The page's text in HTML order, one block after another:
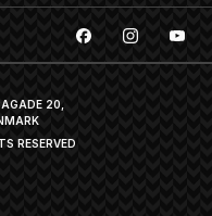
20,
RESERVED